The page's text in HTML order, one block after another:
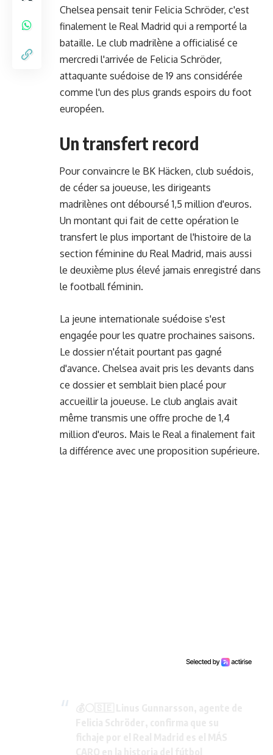
Chelsea pensait tenir Felicia Schröder, c'est
finalement le Real Madrid qui a remporté la
bataille. Le club madrilène a officialisé ce
mercredi l'arrivée de Felicia Schröder,
attaquante suédoise de 19 ans considérée
comme l'un des plus grands espoirs du foot
européen.
Un transfert record
Pour convaincre le BK Häcken, club suédois,
de céder sa joueuse, les dirigeants
madrilènes ont déboursé 1,5 million d'euros.
Un montant qui fait de cette opération le
transfert le plus important de l'histoire de la
section féminine du Real Madrid, mais aussi
le deuxième plus élevé jamais enregistré dans
le football féminin.
La jeune internationale suédoise s'est
engagée pour les quatre prochaines saisons.
Le dossier n'était pourtant pas gagné
d'avance. Chelsea avait pris les devants dans
ce dossier et semblait bien placé pour
accueillir la joueuse. Le club anglais avait
même transmis une offre proche de 1,4
million d'euros. Mais le Real a finalement fait
la différence avec une proposition supérieure.